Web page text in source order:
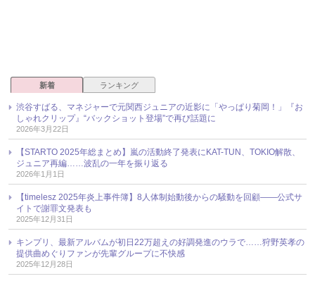
新着 ランキング
渋谷すばる、マネジャーで元関西ジュニアの近影に「やっぱり菊岡！」『お
しゃれクリップ』“バックショット登場”で再び話題に
2026年3月22日
【STARTO 2025年総まとめ】嵐の活動終了発表にKAT-TUN、TOKIO解散、
ジュニア再編……波乱の一年を振り返る
2026年1月1日
【timelesz 2025年炎上事件簿】8人体制始動後からの騒動を回顧――公式サ
イトで謝罪文発表も
2025年12月31日
キンプリ、最新アルバムが初日22万超えの好調発進のウラで……狩野英孝の
提供曲めぐりファンが先輩グループに不快感
2025年12月28日